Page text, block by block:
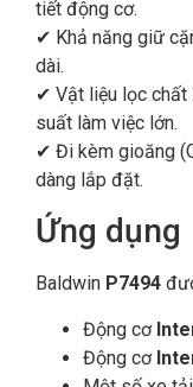
tiết động cơ.
✔ Khả năng giữ
dài.
✔ Vật liệu lọc chất
suất làm việc lớn.
✔ Đi kèm gioăng
dàng lắp đặt.
Ứng dụng
Baldwin P7494
Động cơ
Động cơ